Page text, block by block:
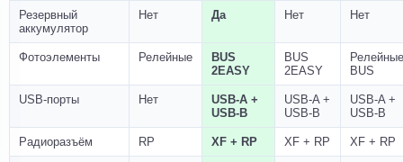
Резервный
аккумулятор
Нет Да Нет Нет
Фотоэлементы Релейные
BUS
2EASY
BUS
2EASY
BUS
USB-порты Нет
USB-A +
USB-B
USB-A +
USB-B
USB-A +
USB-B
Радиоразъём RP XF + RP XF + RP XF + RP